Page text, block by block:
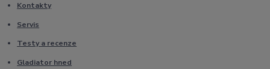
Kontakty
Servis
Testy a recenze
Gladiator hned